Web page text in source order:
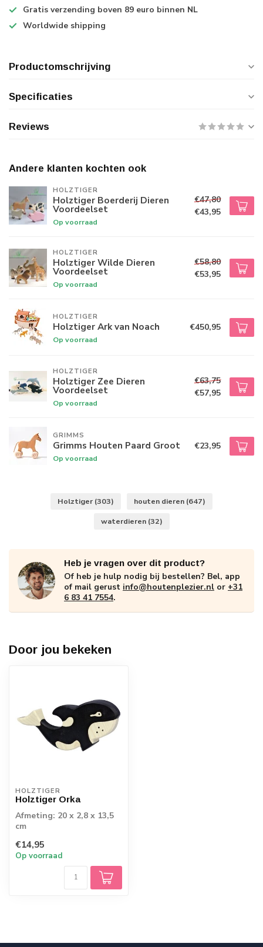
Gratis verzending boven 89 euro binnen NL
Worldwide shipping
Productomschrijving
Specificaties
Reviews
Andere klanten kochten ook
HOLZTIGER
Holztiger Boerderij Dieren
Voordeelset
Op voorraad
€47,80
€43,95
HOLZTIGER
Holztiger Wilde Dieren
Voordeelset
Op voorraad
€58,80
€53,95
HOLZTIGER
Holztiger Ark van Noach
Op voorraad
€450,95
HOLZTIGER
Holztiger Zee Dieren
Voordeelset
Op voorraad
€63,75
€57,95
GRIMMS
Grimms Houten Paard Groot
Op voorraad
€23,95
Holztiger (303) houten dieren (647)
waterdieren (32)
Heb je vragen over dit product?
Of heb je hulp nodig bij bestellen? Bel, app
of mail gerust info@houtenplezier.nl or +31
6 83 41 7554.
Door jou bekeken
HOLZTIGER
Holztiger Orka
Afmeting: 20 x 2,8 x 13,5
cm
€14,95
Op voorraad